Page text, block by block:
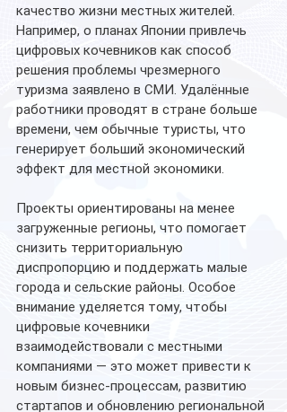
качество жизни местных жителей.
Например, о планах Японии привлечь
цифровых кочевников как способ
решения проблемы чрезмерного
туризма заявлено в СМИ. Удалённые
работники проводят в стране больше
времени, чем обычные туристы, что
генерирует больший экономический
эффект для местной экономики.
Проекты ориентированы на менее
загруженные регионы, что помогает
снизить территориальную
диспропорцию и поддержать малые
города и сельские районы. Особое
внимание уделяется тому, чтобы
цифровые кочевники
взаимодействовали с местными
компаниями — это может привести к
новым бизнес-процессам, развитию
стартапов и обновлению региональной